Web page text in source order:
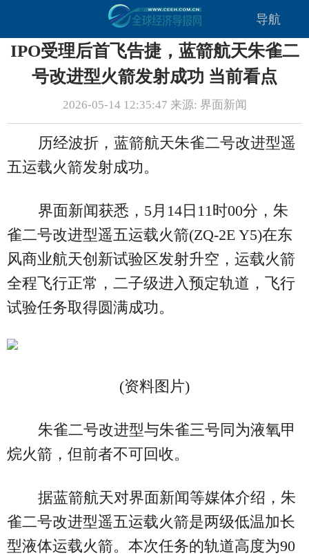
导航
IPO受理后首飞告捷，蓝箭航天朱雀二
号改进型火箭发射成功 当前看点
2026-05-14 12:35:47 来源: 界面新闻
历经波折，蓝箭航天朱雀二号改进型遥
五运载火箭发射成功。
界面新闻获悉，5月14日11时00分，朱
雀二号改进型遥五运载火箭(ZQ-2E Y5)在东
风商业航天创新试验区发射升空，运载火箭
全程飞行正常，二子级进入预定轨道，飞行
试验任务取得圆满成功。
(资料图片)
朱雀二号改进型与朱雀三号同为液氧甲
烷火箭，但前者不可回收。
据蓝箭航天对界面新闻等媒体介绍，朱
雀二号改进型遥五运载火箭是两级低温加长
型液体运载火箭。本次任务的轨道高度为90